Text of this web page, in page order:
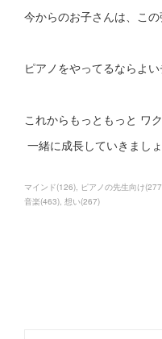
今からのお子さんは、この
ピアノをやってるならよい
これからもっともっと ワ
一緒に成長していきま
マインド(126) ピアノの先生向け(277
音楽(463) 想い(267)